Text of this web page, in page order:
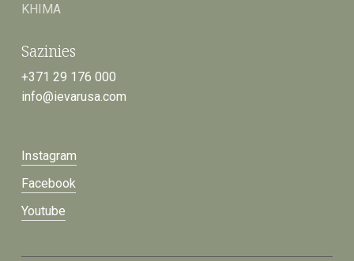
KHIMA
Sazinies
+371 29 176 000
info@ievarusa.com
Instagram
Facebook
Youtube